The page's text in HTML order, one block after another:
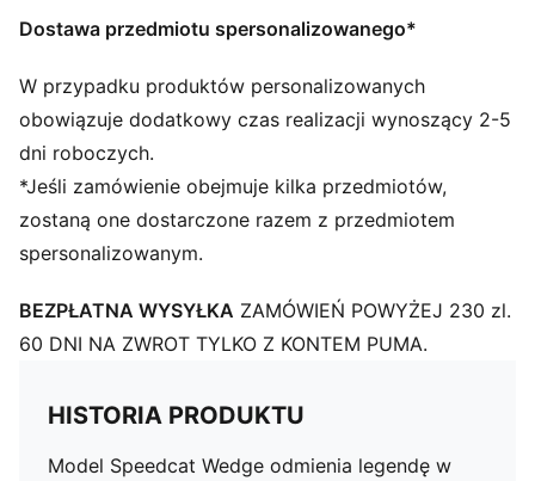
Dostawa przedmiotu spersonalizowanego*
W przypadku produktów personalizowanych
obowiązuje dodatkowy czas realizacji wynoszący 2-5
dni roboczych.
*Jeśli zamówienie obejmuje kilka przedmiotów,
zostaną one dostarczone razem z przedmiotem
spersonalizowanym.
BEZPŁATNA WYSYŁKA ZAMÓWIEŃ POWYŻEJ 230 zl.
60 DNI NA ZWROT TYLKO Z KONTEM PUMA.
HISTORIA PRODUKTU
Model Speedcat Wedge odmienia legendę w